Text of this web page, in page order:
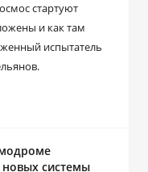
стартуют
и как там
испытатель
новых системы